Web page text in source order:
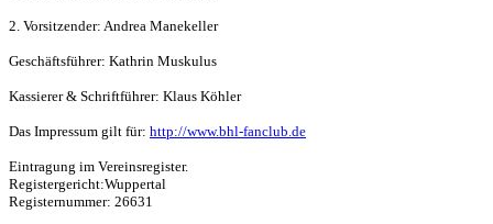
2. Vorsitzender: Andrea Manekeller
Geschäftsführer: Kathrin Muskulus
Kassierer & Schriftführer: Klaus Köhler
Das Impressum gilt für: http://www.bhl-fanclub.de
Eintragung im Vereinsregister.
Registergericht:Wuppertal
Registernummer: 26631